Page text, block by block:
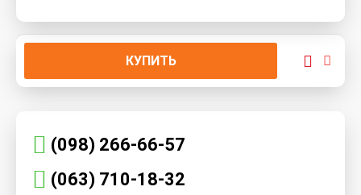
КУПИТЬ
(098) 266-66-57
(063) 710-18-32